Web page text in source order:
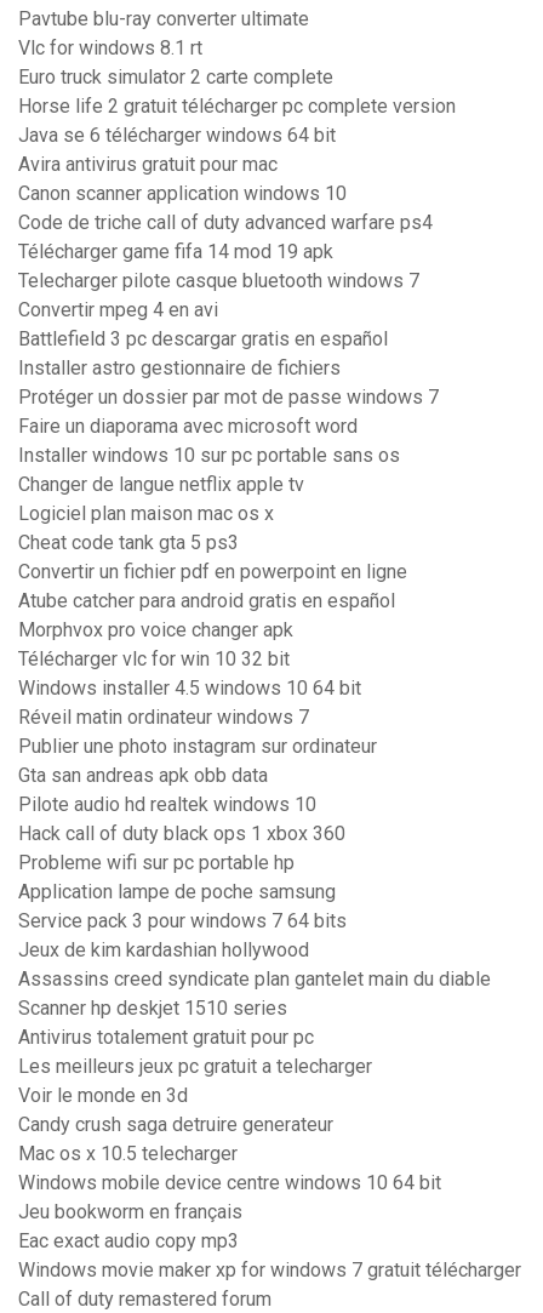
Pavtube blu-ray converter ultimate
Vlc for windows 8.1 rt
Euro truck simulator 2 carte complete
Horse life 2 gratuit télécharger pc complete version
Java se 6 télécharger windows 64 bit
Avira antivirus gratuit pour mac
Canon scanner application windows 10
Code de triche call of duty advanced warfare ps4
Télécharger game fifa 14 mod 19 apk
Telecharger pilote casque bluetooth windows 7
Convertir mpeg 4 en avi
Battlefield 3 pc descargar gratis en español
Installer astro gestionnaire de fichiers
Protéger un dossier par mot de passe windows 7
Faire un diaporama avec microsoft word
Installer windows 10 sur pc portable sans os
Changer de langue netflix apple tv
Logiciel plan maison mac os x
Cheat code tank gta 5 ps3
Convertir un fichier pdf en powerpoint en ligne
Atube catcher para android gratis en español
Morphvox pro voice changer apk
Télécharger vlc for win 10 32 bit
Windows installer 4.5 windows 10 64 bit
Réveil matin ordinateur windows 7
Publier une photo instagram sur ordinateur
Gta san andreas apk obb data
Pilote audio hd realtek windows 10
Hack call of duty black ops 1 xbox 360
Probleme wifi sur pc portable hp
Application lampe de poche samsung
Service pack 3 pour windows 7 64 bits
Jeux de kim kardashian hollywood
Assassins creed syndicate plan gantelet main du diable
Scanner hp deskjet 1510 series
Antivirus totalement gratuit pour pc
Les meilleurs jeux pc gratuit a telecharger
Voir le monde en 3d
Candy crush saga detruire generateur
Mac os x 10.5 telecharger
Windows mobile device centre windows 10 64 bit
Jeu bookworm en français
Eac exact audio copy mp3
Windows movie maker xp for windows 7 gratuit télécharger
Call of duty remastered forum